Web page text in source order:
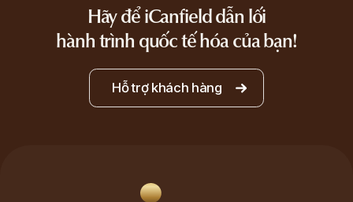
Hãy để iCanfield dẫn lối
hành trình quốc tế hóa của bạn!
Hỗ trợ khách hàng